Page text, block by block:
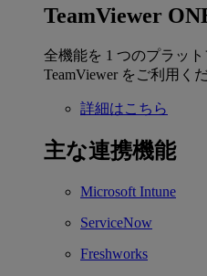
TeamViewer
全機能を 1 つのプラッ
TeamViewer をご利用く
詳細はこちら
主な連携機能
Microsoft Intune
ServiceNow
Freshworks